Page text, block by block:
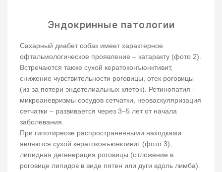
Эндокринные патологии
Сахарный диабет собак имеет характерное
офтальмологическое проявление – катаракту (фото 2).
Встречаются также сухой кератоконъюнктивит,
снижение чувствительности роговицы, отек роговицы
(из-за потери эндотелиальных клеток). Ретинопатия –
микроаневризмы сосудов сетчатки, неоваскуляризация
сетчатки – развивается через 3–5 лет от начала
заболевания.
При гипотиреозе распространенными находками
являются сухой кератоконъюнктивит (фото 3),
липидная дегенерация роговицы (отложение в
роговице липидов в виде пятен или дуги вдоль лимба).